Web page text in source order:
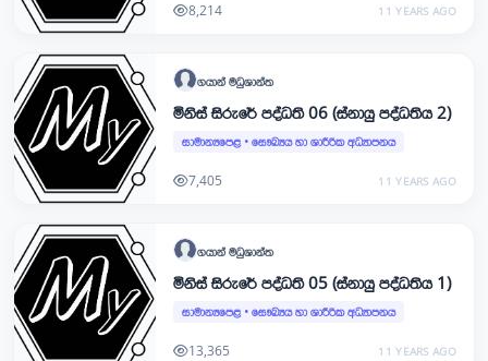
8,214 11 YEARS AGO
ගයාන් මධුශාන්ත
මිනිස් සිරුරේ පද්ධති 06 (ස්නායු පද්ධතිය 2)
සාමාන්‍යපෙළ • සෞඛ්‍යය හා ශාරීරික අධ්‍යාපනය
7,405 11 YEARS AGO
ගයාන් මධුශාන්ත
මිනිස් සිරුරේ පද්ධති 05 (ස්නායු පද්ධතිය 1)
සාමාන්‍යපෙළ • සෞඛ්‍යය හා ශාරීරික අධ්‍යාපනය
13,365 11 YEARS AGO